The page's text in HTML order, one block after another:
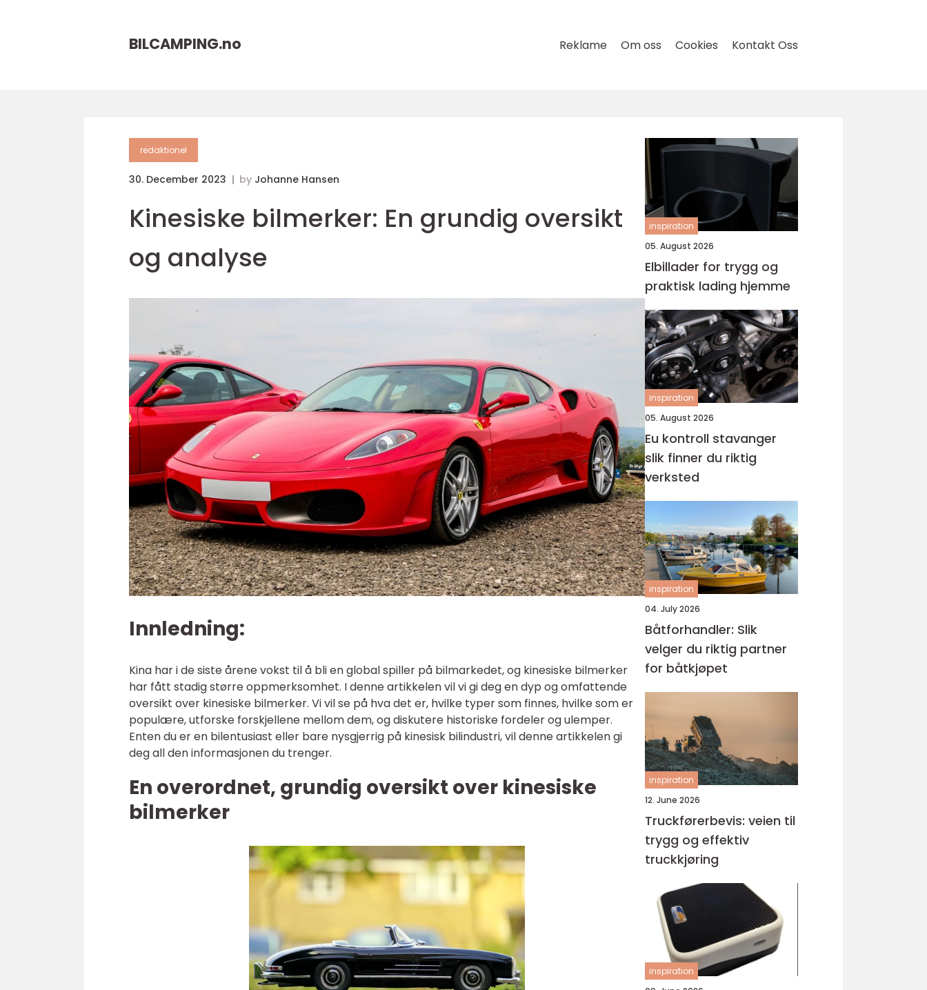
BILCAMPING.no Reklame Om oss Cookies Kontakt Oss
redaktionel
30. December 2023 by Johanne Hansen
Kinesiske bilmerker: En grundig oversikt
og analyse
Innledning:
Kina har i de siste årene vokst til å bli en global spiller på bilmarkedet, og kinesiske bilmerker
har fått stadig større oppmerksomhet. I denne artikkelen vil vi gi deg en dyp og omfattende
oversikt over kinesiske bilmerker. Vi vil se på hva det er, hvilke typer som finnes, hvilke som er
populære, utforske forskjellene mellom dem, og diskutere historiske fordeler og ulemper.
Enten du er en bilentusiast eller bare nysgjerrig på kinesisk bilindustri, vil denne artikkelen gi
deg all den informasjonen du trenger.
En overordnet, grundig oversikt over kinesiske
bilmerker
inspiration
05. August 2026
Elbillader for trygg og
praktisk lading hjemme
inspiration
05. August 2026
Eu kontroll stavanger
slik finner du riktig
verksted
inspiration
04. July 2026
Båtforhandler: Slik
velger du riktig partner
for båtkjøpet
inspiration
12. June 2026
Truckførerbevis: veien til
trygg og effektiv
truckkjøring
inspiration